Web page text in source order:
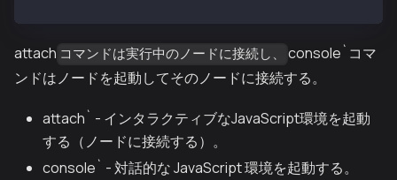
attach コマンドは実行中のノードに接続し、
console`コマ
ンドはノードを起動してそのノードに接続する。
attach` - インタラクティブなJavaScript環境を起動
する（ノードに接続する）。
console` - 対話的な JavaScript 環境を起動する。